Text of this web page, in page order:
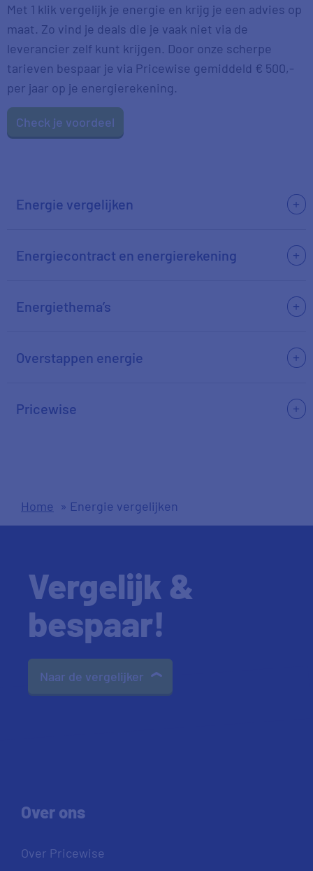
Met 1 klik vergelijk je energie en krijg je een advies op
maat. Zo vind je deals die je vaak niet via de
leverancier zelf kunt krijgen. Door onze scherpe
tarieven bespaar je via Pricewise gemiddeld € 500,-
per jaar op je energierekening.
Check je voordeel
Energie vergelijken
Energiecontract en energierekening
Energiethema’s
Overstappen energie
Pricewise
Home » Energie vergelijken
Vergelijk &
bespaar!
Naar de vergelijker
Over ons
Over Pricewise